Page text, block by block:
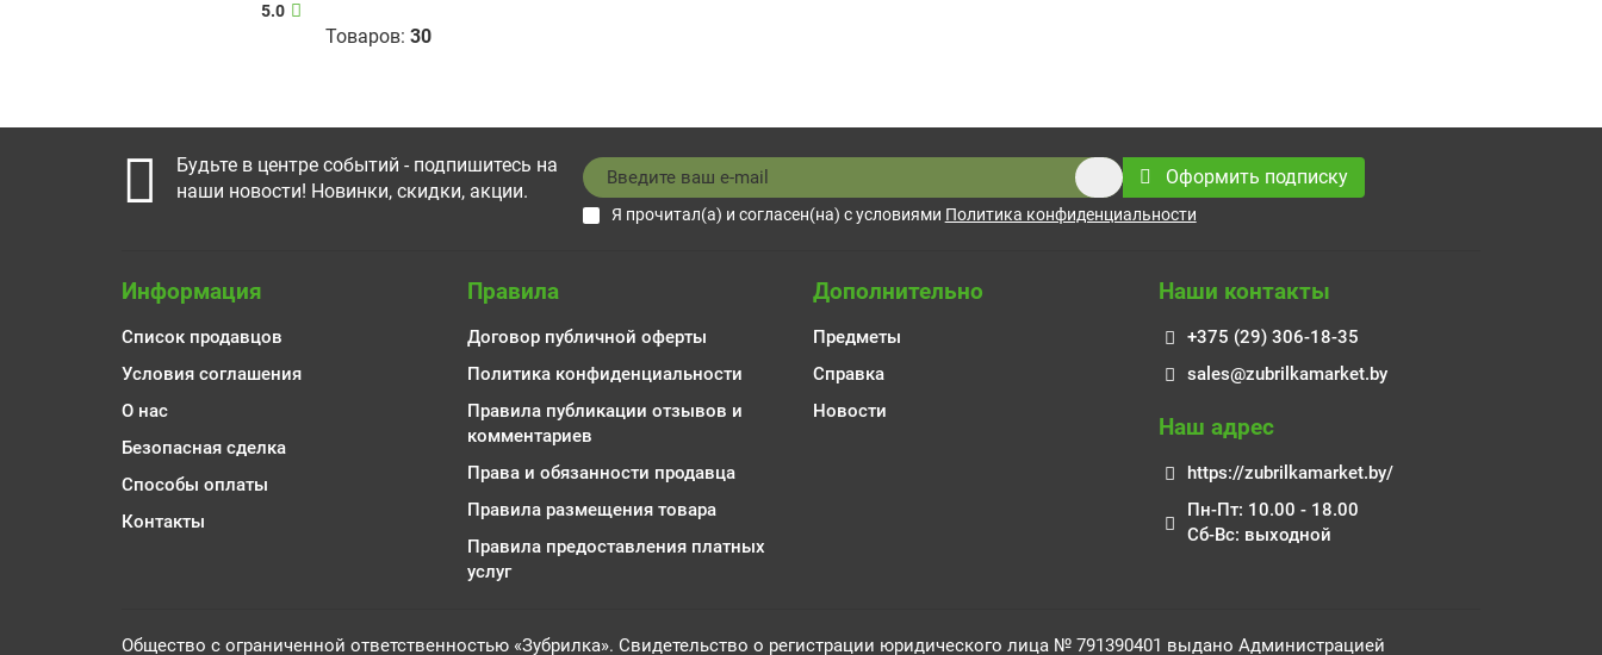
5.0
Товаров: 30
Будьте в центре событий - подпишитесь на
наши новости! Новинки, скидки, акции.
Оформить подписку
Я прочитал(а) и согласен(на) с условиями Политика конфиденциальности
Информация
Список продавцов
Условия соглашения
О нас
Безопасная сделка
Способы оплаты
Контакты
Правила
Договор публичной оферты
Политика конфиденциальности
Правила публикации отзывов и
комментариев
Права и обязанности продавца
Правила размещения товара
Правила предоставления платных
услуг
Дополнительно
Предметы
Справка
Новости
Наши контакты
+375 (29) 306-18-35
sales@zubrilkamarket.by
Наш адрес
https://zubrilkamarket.by/
Пн-Пт: 10.00 - 18.00
Сб-Вс: выходной
Общество с ограниченной ответственностью «Зубрилка». Свидетельство о регистрации юридического лица № 791390401 выдано Администрацией